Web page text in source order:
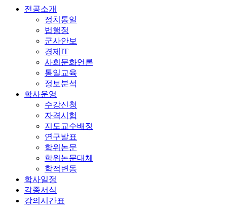
전공소개
정치통일
법행정
군사안보
경제IT
사회문화언론
통일교육
정보분석
학사운영
수강신청
자격시험
지도교수배정
연구발표
학위논문
학위논문대체
학적변동
학사일정
각종서식
강의시간표